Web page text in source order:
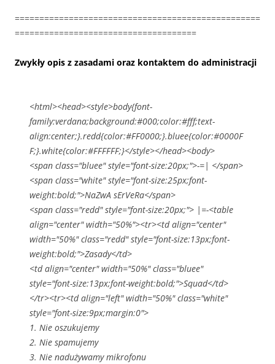
==================================================
=====================================
Zwykły opis z zasadami oraz kontaktem do administracji
<html><head><style>body{font-
family:verdana;background:#000;color:#fff;text-
align:center;}.redd{color:#FF0000;}.bluee{color:#0000F
F;}.white{color:#FFFFFF;}</style></head><body>
<span class="bluee" style="font-size:20px;">-=| </span>
<span class="white" style="font-size:25px;font-
weight:bold;">NaZwA sErVeRa</span>
<span class="redd" style="font-size:20px;"> |=-<table
align="center" width="50%"><tr><td align="center"
width="50%" class="redd" style="font-size:13px;font-
weight:bold;">Zasady</td>
<td align="center" width="50%" class="bluee"
style="font-size:13px;font-weight:bold;">Squad</td>
</tr><tr><td align="left" width="50%" class="white"
style="font-size:9px;margin:0">
1. Nie oszukujemy
2. Nie spamujemy
3. Nie nadużywamy mikrofonu